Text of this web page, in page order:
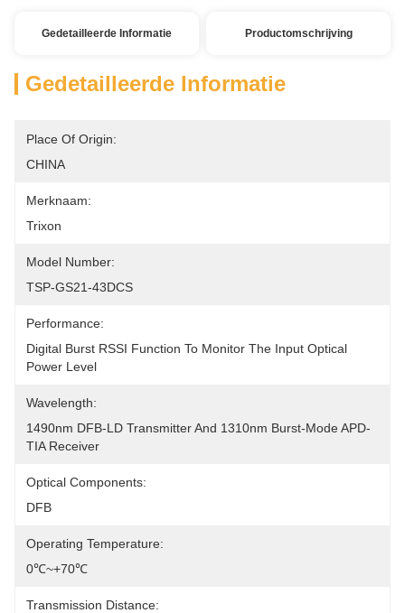
Gedetailleerde Informatie Productomschrijving
Gedetailleerde Informatie
Place Of Origin:
CHINA
Merknaam:
Trixon
Model Number:
TSP-GS21-43DCS
Performance:
Digital Burst RSSI Function To Monitor The Input Optical
Power Level
Wavelength:
1490nm DFB-LD Transmitter And 1310nm Burst-Mode APD-
TIA Receiver
Optical Components:
DFB
Operating Temperature:
0℃~+70℃
Transmission Distance: